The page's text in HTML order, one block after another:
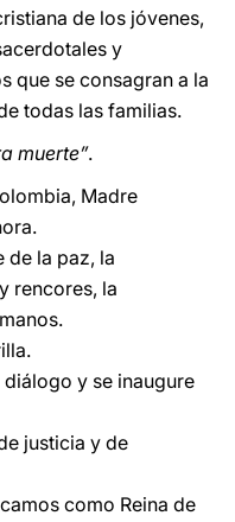
de los jóvenes,
y
que se consagran a la
todas las familias.
muerte”.
Madre
de la paz, la
rencores, la
y se inaugure
justicia y de
como Reina de